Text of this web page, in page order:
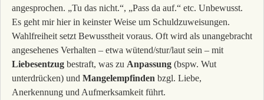
angesprochen. „Tu das nicht.“, „Pass da auf.“ etc. Unbewusst.
Es geht mir hier in keinster Weise um Schuldzuweisungen.
Wahlfreiheit setzt Bewusstheit voraus. Oft wird als unangebracht
angesehenes Verhalten – etwa wütend/stur/laut sein – mit
Liebesentzugbestraft, was zu Anpassung(bspw. Wut
unterdrücken) und Mangelempfinden bzgl. Liebe,
Anerkennung und Aufmerksamkeit führt.